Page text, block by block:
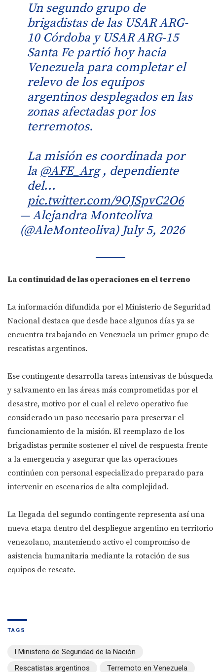
Un segundo grupo de
brigadistas de las USAR ARG-
10 Córdoba y USAR ARG-15
Santa Fe partió hoy hacia
Venezuela para completar el
relevo de los equipos
argentinos desplegados en las
zonas afectadas por los
terremotos.
La misión es coordinada por
la @AFE_Arg, dependiente
del...
pic.twitter.com/9OJSpvC2O6
— Alejandra Monteoliva
(@AleMonteoliva)July 5, 2026
La continuidad de las operaciones en el terreno
La información difundida por el Ministerio de Seguridad
Nacional destaca que desde hace algunos días ya se
encuentra trabajando en Venezuela un primer grupo de
rescatistas argentinos.
Ese contingente desarrolla tareas intensivas de búsqueda
y salvamento en las áreas más comprometidas por el
desastre, motivo por el cual el relevo operativo fue
considerado un paso necesario para preservar el
funcionamiento de la misión. El reemplazo de los
brigadistas permite sostener el nivel de respuesta frente
a la emergencia y asegurar que las operaciones
continúen con personal especializado preparado para
intervenir en escenarios de alta complejidad.
La llegada del segundo contingente representa así una
nueva etapa dentro del despliegue argentino en territorio
venezolano, manteniendo activo el compromiso de
asistencia humanitaria mediante la rotación de sus
equipos de rescate.
TAGS
l Ministerio de Seguridad de la Nación
Rescatistas argentinos
Terremoto en Venezuela